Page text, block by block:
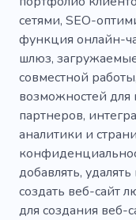
Пространство
Доход
сетями, SEO-
функция онлайн-
шлюз,
совместной
возможностей для
партнеров,
аналитики и
добавлять,
создать веб-сайт
для создания веб-